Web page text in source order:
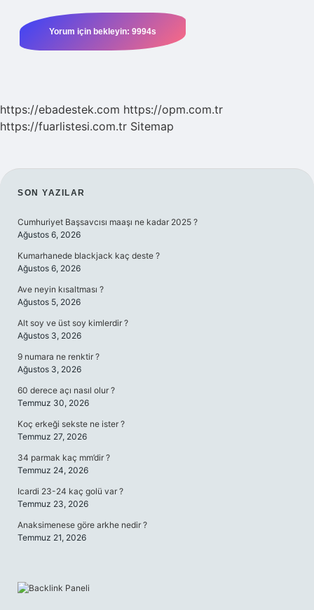
https://ebadestek.com https://opm.com.tr
https://fuarlistesi.com.tr Sitemap
SIDEBAR
SON YAZILAR
Cumhuriyet Başsavcısı maaşı ne kadar 2025 ?
Ağustos 6, 2026
Kumarhanede blackjack kaç deste ?
Ağustos 6, 2026
Ave neyin kısaltması ?
Ağustos 5, 2026
Alt soy ve üst soy kimlerdir ?
Ağustos 3, 2026
9 numara ne renktir ?
Ağustos 3, 2026
60 derece açı nasıl olur ?
Temmuz 30, 2026
Koç erkeği sekste ne ister ?
Temmuz 27, 2026
34 parmak kaç mm’dir ?
Temmuz 24, 2026
Icardi 23-24 kaç golü var ?
Temmuz 23, 2026
Anaksimenese göre arkhe nedir ?
Temmuz 21, 2026